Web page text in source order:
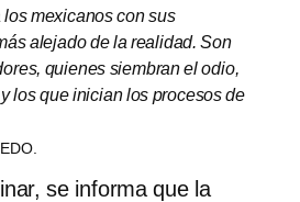
los mexicanos con sus
alejado de la realidad. Son
quienes siembran el odio,
los que inician los procesos de
se informa que la